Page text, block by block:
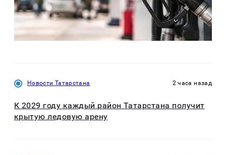
Новости Татарстана 2 часа назад
К 2029 году каждый район Татарстана получит
крытую ледовую арену